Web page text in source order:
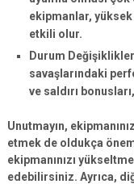
ekipmanlar,
etkili olur.
Durum
savaşlarındaki
ve saldırı
Unutmayın,
etmekde oldukça
ekipmanınızı
edebilirsiniz. Ayrıca,